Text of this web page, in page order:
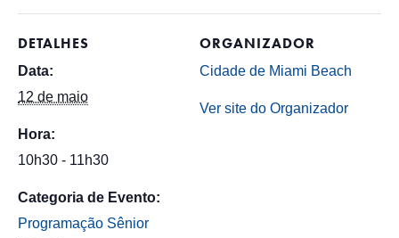
DETALHES
Data:
12 de maio
Hora:
10h30 - 11h30
Categoria de Evento:
Programação Sênior
ORGANIZADOR
Cidade de Miami Beach
Ver site do Organizador